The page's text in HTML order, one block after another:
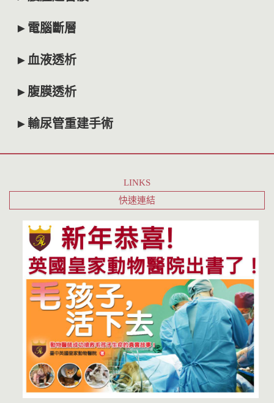
►電腦斷層
►血液透析
►腹膜透析
►輸尿管重建手術
LINKS
快速連結